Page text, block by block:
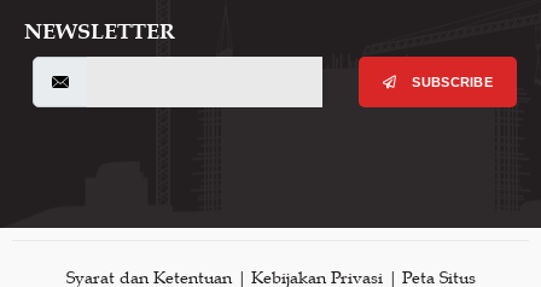
NEWSLETTER
SUBSCRIBE
Syarat dan Ketentuan | Kebijakan Privasi | Peta Situs